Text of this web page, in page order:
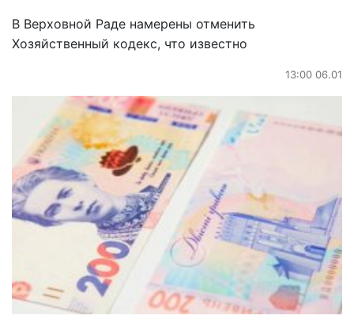
В Верховной Раде намерены отменить
Хозяйственный кодекс, что известно
13:00 06.01